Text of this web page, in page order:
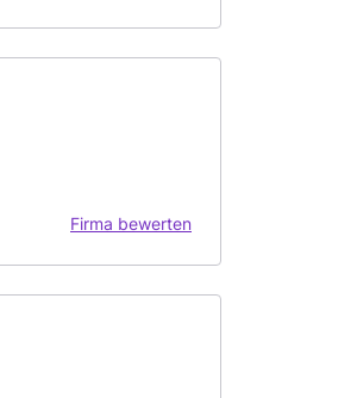
Firma bewerten